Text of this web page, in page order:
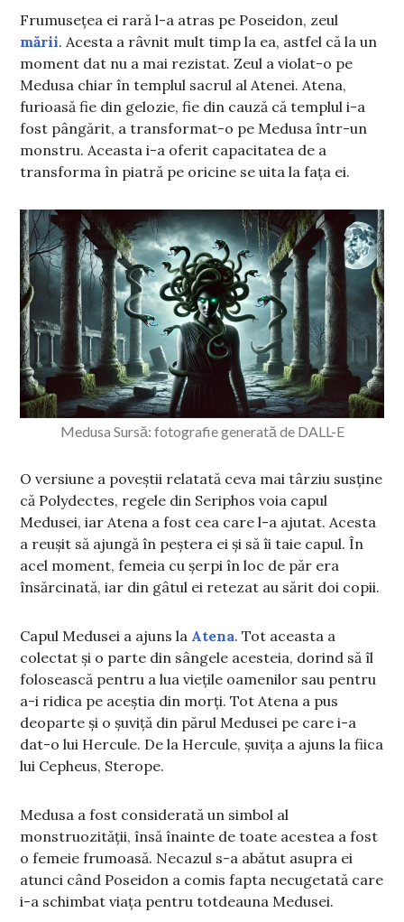
Frumusețea ei rară l-a atras pe Poseidon, zeul
mării. Acesta a râvnit mult timp la ea, astfel că la un
moment dat nu a mai rezistat. Zeul a violat-o pe
Medusa chiar în templul sacrul al Atenei. Atena,
furioasă fie din gelozie, fie din cauză că templul i-a
fost pângărit, a transformat-o pe Medusa într-un
monstru. Aceasta i-a oferit capacitatea de a
transforma în piatră pe oricine se uita la fața ei.
Medusa Sursă: fotografie generată de DALL-E
O versiune a poveștii relatată ceva mai târziu susține
că Polydectes, regele din Seriphos voia capul
Medusei, iar Atena a fost cea care l-a ajutat. Acesta
a reușit să ajungă în peștera ei și să îi taie capul. În
acel moment, femeia cu șerpi în loc de păr era
însărcinată, iar din gâtul ei retezat au sărit doi copii.
Capul Medusei a ajuns la Atena. Tot aceasta a
colectat și o parte din sângele acesteia, dorind să îl
folosească pentru a lua viețile oamenilor sau pentru
a-i ridica pe aceștia din morți. Tot Atena a pus
deoparte și o șuviță din părul Medusei pe care i-a
dat-o lui Hercule. De la Hercule, șuvița a ajuns la fiica
lui Cepheus, Sterope.
Medusa a fost considerată un simbol al
monstruozității, însă înainte de toate acestea a fost
o femeie frumoasă. Necazul s-a abătut asupra ei
atunci când Poseidon a comis fapta necugetată care
i-a schimbat viața pentru totdeauna Medusei.